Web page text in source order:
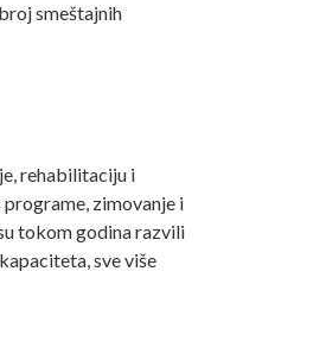
smeštajnih
rehabilitaciju i
zimovanje i
tokom godina razvili
sve više